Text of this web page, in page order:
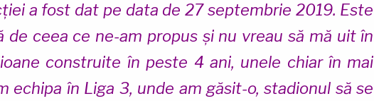
a fost dat pe data de 27 septembrie 2019. Este
ceea ce ne-am propus și nu vreau să mă uit în
construite în peste 4 ani, unele chiar în mai
echipa în Liga 3, unde am găsit-o, stadionul să se